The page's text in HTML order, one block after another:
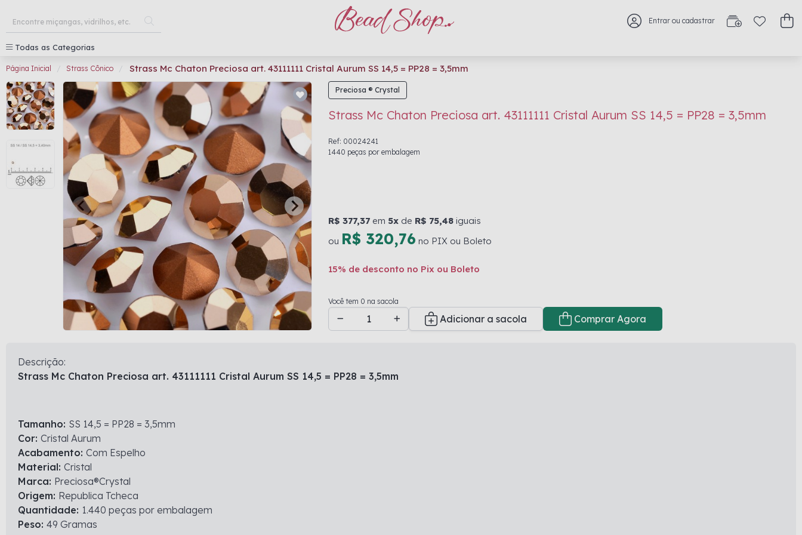
Entrar ou cadastrar
Todas as Categorias
Página Inicial Strass Cônico Strass Mc Chaton Preciosa art. 43111111 Cristal Aurum SS 14,5 = PP28 = 3,5mm
Preciosa ® Crystal
Strass Mc Chaton Preciosa art. 43111111 Cristal Aurum SS 14,5 = PP28 = 3,5mm
Ref: 00024241
1440 peças por embalagem
R$ 377,37 em 5x de R$ 75,48 iguais
ou R$ 320,76 no PIX ou Boleto
15% de desconto no Pix ou Boleto
Você tem 0 na sacola
Adicionar a sacola
Comprar Agora
Descrição:
Strass Mc Chaton Preciosa art. 43111111 Cristal Aurum SS 14,5 = PP28 = 3,5mm
Tamanho: SS 14,5 = PP28 = 3,5mm
Cor: Cristal Aurum
Acabamento: Com Espelho
Material: Cristal
Marca: Preciosa®Crystal
Origem: Republica Tcheca
Quantidade: 1.440 peças por embalagem
Peso: 49 Gramas